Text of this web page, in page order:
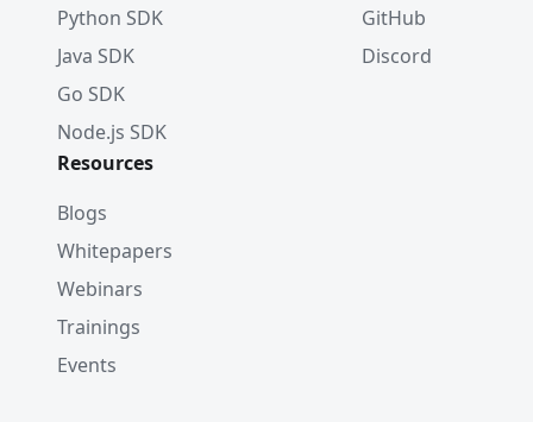
Python SDK
Java SDK
Go SDK
Node.js SDK
GitHub
Discord
Resources
Blogs
Whitepapers
Webinars
Trainings
Events